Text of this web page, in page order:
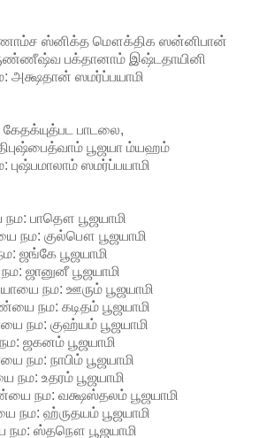
ஸ்னிக்த மௌக்திக ஸன்னிபான்
பக்தானாம் இஷ்டதாயினி
அக்ஷதான் ஸமர்ப்பயாமி
கேதக்யுத்பட பாடலை,
பூஜயா ம்யஹம்
ஸமர்ப்பயாமி
பாதௌ பூஜயாமி
நம: குல்பௌ பூஜயாமி
ஜங்கே பூஜயாமி
ஜானுனீ பூஜயாமி
நம: ஊரும் பூஜயாமி
நம: கடிதம் பூஜயாமி
நம: குஹ்யம் பூஜயாமி
ஜகனம் பூஜயாமி
நம: நாபிம் பூஜயாமி
நம: உதரம் பூஜயாமி
நம: வக்ஷஸ்தலம் பூஜயாமி
நம: ஹ்ருதயம் பூஜயாமி
ஸ்தநௌ பூஜயாமி